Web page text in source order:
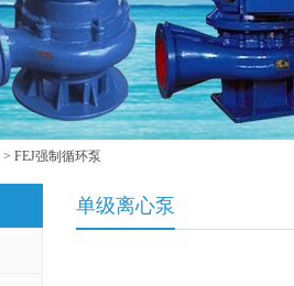
> FEJ强制循环泵
单级离心泵